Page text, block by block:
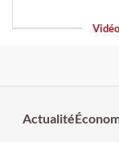
Actualité